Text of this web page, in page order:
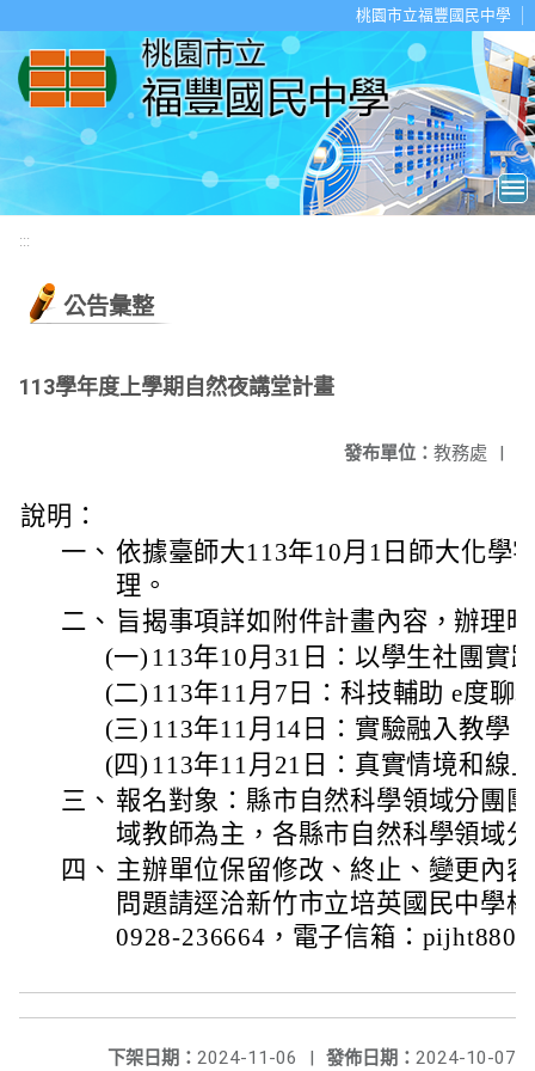
桃園市立福豐國民中學
:::
公告彙整
113學年度上學期自然夜講堂計畫
發布單位： 教務處 |
說明：
一、 依據臺師大113年10月1日師大化學
理。
二、 旨揭事項詳如附件計畫內容，辦理
(一) 113年10月31日：以學生社團實
(二) 113年11月7日：科技輔助 e度聊
(三) 113年11月14日：實驗融入教學
(四) 113年11月21日：真實情境和線
三、 報名對象：縣市自然科學領域分團
域教師為主，各縣市自然科學領域
四、 主辦單位保留修改、終止、變更內
問題請逕洽新竹市立培英國民中學
0928-236664，電子信箱：
發佈日期： 2024-10-07
下架日期： 2024-11-06 |